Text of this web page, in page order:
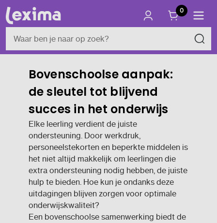
0
Bovenschoolse aanpak:
de sleutel tot blijvend
succes in het onderwijs
Elke leerling verdient de juiste
ondersteuning. Door werkdruk,
personeelstekorten en beperkte middelen is
het niet altijd makkelijk om leerlingen die
extra ondersteuning nodig hebben, de juiste
hulp te bieden. Hoe kun je ondanks deze
uitdagingen blijven zorgen voor optimale
onderwijskwaliteit?
Een bovenschoolse samenwerking biedt de